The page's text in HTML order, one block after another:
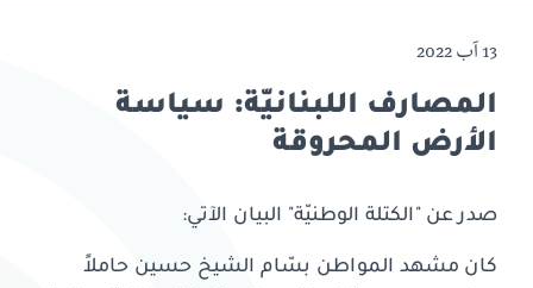
13 آب 2022
المصارف اللبنانيّة: سياسة
الأرض المحروقة
صدر عن "الكتلة الوطنيّة" البيان الآتي:
كان مشهد المواطن بسّام الشيخ حسين حاملاً